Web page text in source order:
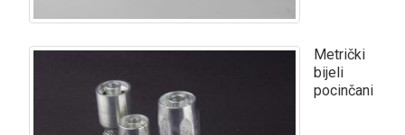
Metrički
bijeli
pocinčani